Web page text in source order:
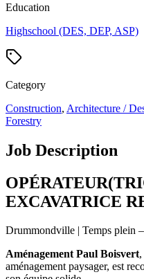
Education
Highschool (DES, DEP, ASP)
Category
Construction, Architecture /
Forestry
Job Description
EXCAVATRICE
Drummondville | Temps plein
Aménagement Paul Boisvert,
aménagement paysager, est